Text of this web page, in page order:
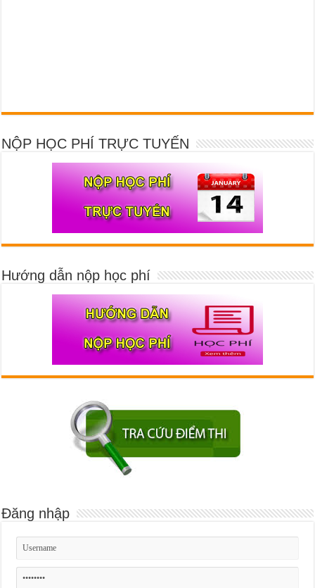
NỘP HỌC PHÍ TRỰC TUYẾN
Hướng dẫn nộp học phí
Đăng nhập